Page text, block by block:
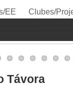
EE Clubes/
Távora